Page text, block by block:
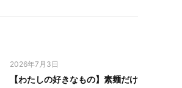
2026年7月3日
【わたしの好きなもの】素麺だけ